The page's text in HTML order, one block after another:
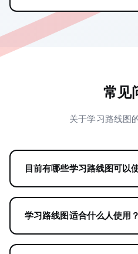
常见
关于学习路线图
目前有哪些学习路线图可以
学习路线图适合什么人使用？